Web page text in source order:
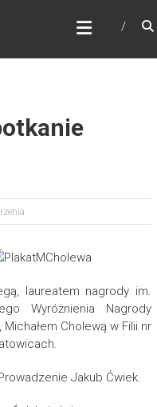
laureatem nagrody im.
Wyróżnienia Nagrody
Cholewą w Filii nr
Jakub Ćwiek.